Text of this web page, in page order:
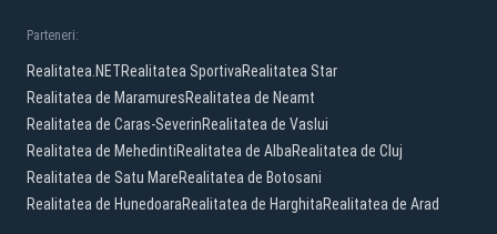
Parteneri:
Realitatea.NETRealitatea SportivaRealitatea Star
Realitatea de MaramuresRealitatea de Neamt
Realitatea de Caras-SeverinRealitatea de Vaslui
Realitatea de MehedintiRealitatea de AlbaRealitatea de Cluj
Realitatea de Satu MareRealitatea de Botosani
Realitatea de HunedoaraRealitatea de HarghitaRealitatea de Arad